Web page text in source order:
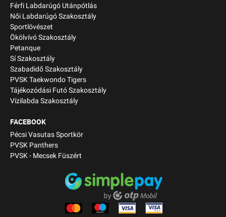
Férfi Labdarúgó Utánpótlás
Női Labdarúgó Szakosztály
Sportlövészet
Ökölvívó Szakosztály
Petanque
Sí Szakosztály
Szabadidő Szakosztály
PVSK Taekwondo Tigers
Tájékozódási Futó Szakosztály
Vízilabda Szakosztály
FACEBOOK
Pécsi Vasutas Sportkör
PVSK Panthers
PVSK - Mecsek Füszért